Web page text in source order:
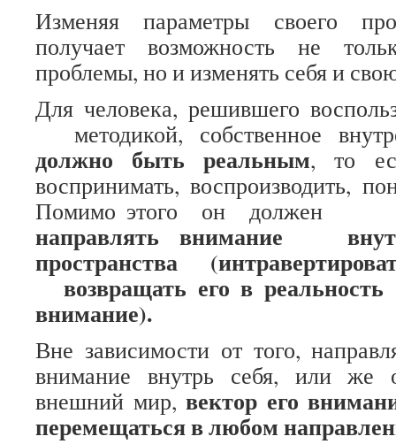
Изменяя параметры своего
получает возможность не
проблемы, но и изменять себя и
Для человека, решившего
методикой, собственное
должно быть реальным, то
воспринимать, воспроизводить,
Помимо этого он должен
направлять внимание
пространства
возвращать его в реальность
внимание).
Вне зависимости от того,
внимание внутрь себя, или же
внешний мир, вектор его
перемещаться в любом